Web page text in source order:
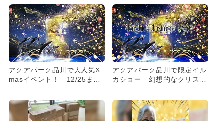
アクアパーク品川で大人気X
masイベント！ 12/25まで
アクアパーク品川で限定イル
カショー 幻想的なクリスマ